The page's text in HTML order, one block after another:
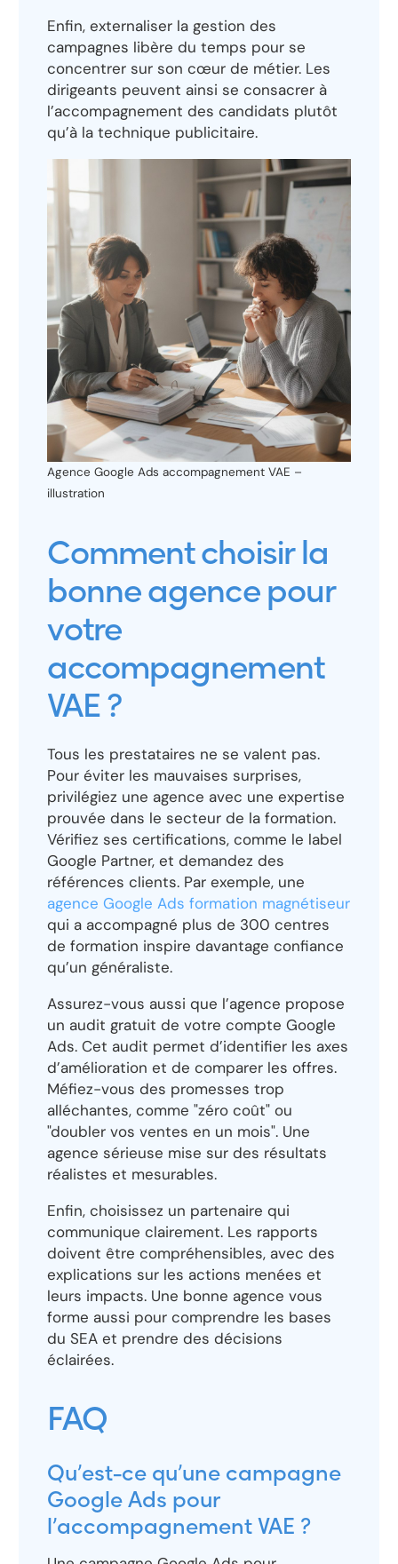
Enfin, externaliser la gestion des
campagnes libère du temps pour se
concentrer sur son cœur de métier. Les
dirigeants peuvent ainsi se consacrer à
l’accompagnement des candidats plutôt
qu’à la technique publicitaire.
Agence Google Ads accompagnement VAE –
illustration
Comment choisir la
bonne agence pour
votre
accompagnement
VAE ?
Tous les prestataires ne se valent pas.
Pour éviter les mauvaises surprises,
privilégiez une agence avec une expertise
prouvée dans le secteur de la formation.
Vérifiez ses certifications, comme le label
Google Partner, et demandez des
références clients. Par exemple, une
agence Google Ads formation magnétiseur
qui a accompagné plus de 300 centres
de formation inspire davantage confiance
qu’un généraliste.
Assurez-vous aussi que l’agence propose
un audit gratuit de votre compte Google
Ads. Cet audit permet d’identifier les axes
d’amélioration et de comparer les offres.
Méfiez-vous des promesses trop
alléchantes, comme "zéro coût" ou
"doubler vos ventes en un mois". Une
agence sérieuse mise sur des résultats
réalistes et mesurables.
Enfin, choisissez un partenaire qui
communique clairement. Les rapports
doivent être compréhensibles, avec des
explications sur les actions menées et
leurs impacts. Une bonne agence vous
forme aussi pour comprendre les bases
du SEA et prendre des décisions
éclairées.
FAQ
Qu’est-ce qu’une campagne
Google Ads pour
l’accompagnement VAE ?